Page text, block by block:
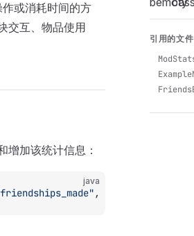
引用的文件
或消耗时间的方
交互、物品使用
增加该统计信息：
java
,